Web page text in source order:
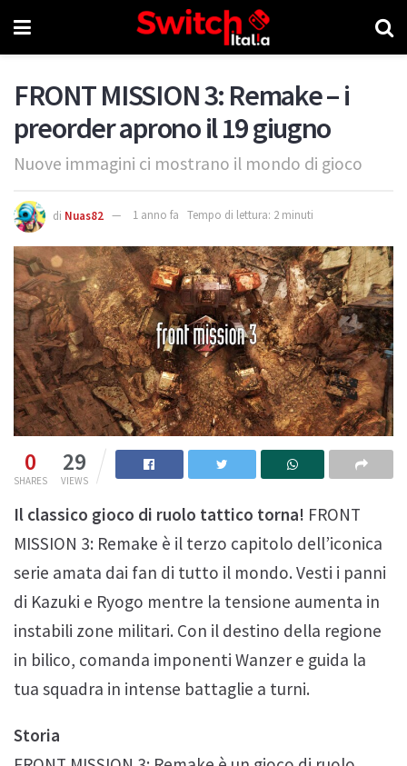
FRONT MISSION 3: Remake – i
preorder aprono il 19 giugno
Nuove immagini ci mostrano il mondo di gioco
di Nuas82 1 anno fa Tempo di lettura: 2 minuti
0
SHARES
29
VIEWS
Il classico gioco di ruolo tattico torna! FRONT
MISSION 3: Remake è il terzo capitolo dell’iconica
serie amata dai fan di tutto il mondo. Vesti i panni
di Kazuki e Ryogo mentre la tensione aumenta in
instabili zone militari. Con il destino della regione
in bilico, comanda imponenti Wanzer e guida la
tua squadra in intense battaglie a turni.
Storia